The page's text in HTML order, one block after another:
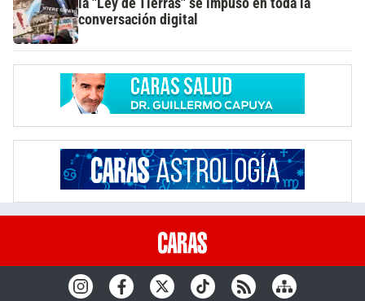
la "Ley de Tierras" se impuso en toda la
conversación digital